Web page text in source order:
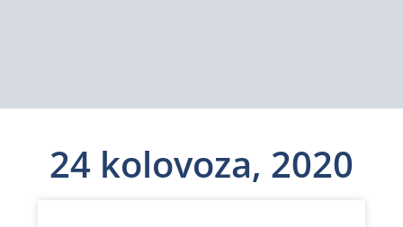
24 kolovoza, 2020